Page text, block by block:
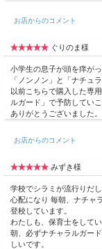
ー葉油
よく振って直接髪にスプ
目に入った場合には、刺
万が一お口に入っても
相談下さい。
※お肌にやさしい天然由
※予告なくボトルやパッ
お店からのコメント
ぐりのま様
小学生の息子が頭を痒が
「ノンノン」と「ナチュ
以前こちらで購入した専
ルガード」で予防していこ
ありがとうございました。
お店からのコメント
みずき様
学校でシラミが流行りだ
心配になり 毎朝、ナチャ
登校しています。
わたしも、保育士をして
朝、必ずナチャラルガー
しいです。